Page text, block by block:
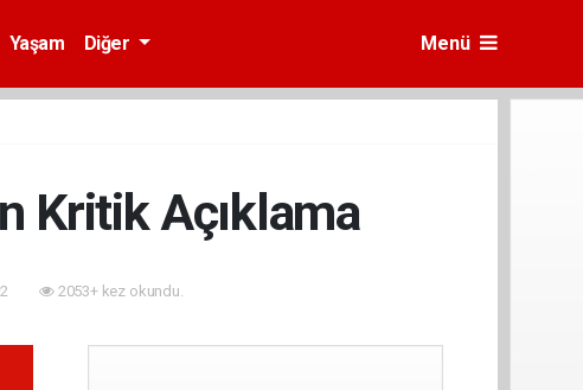
Yaşam Diğer Menü
Kritik Açıklama
2053+ kez okundu.